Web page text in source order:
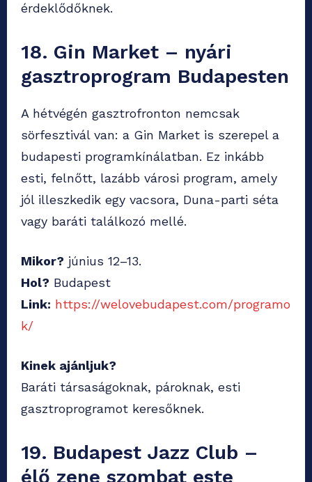
érdeklődőknek.
18. Gin Market – nyári
gasztroprogram Budapesten
A hétvégén gasztrofronton nemcsak
sörfesztivál van: a Gin Market is szerepel a
budapesti programkínálatban. Ez inkább
esti, felnőtt, lazább városi program, amely
jól illeszkedik egy vacsora, Duna-parti séta
vagy baráti találkozó mellé.
Mikor? június 12–13.
Hol? Budapest
Link: https://welovebudapest.com/programo
k/
Kinek ajánljuk?
Baráti társaságoknak, pároknak, esti
gasztroprogramot keresőknek.
19. Budapest Jazz Club –
élő zene szombat este